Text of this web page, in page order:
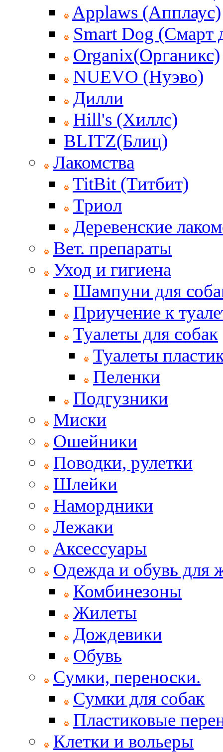
Applaws (Апплаус)
Smart Dog (Смарт
Organix(Органикс)
NUEVO (Нуэво)
Дилли
Hill's (Хиллс)
BLITZ(Блиц)
Лакомства
TitBit (Титбит)
Триол
Деревенские
Вет. препараты
Уход и гигиена
Шампуни для
Приучение к
Туалеты для собак
Туалеты
Пеленки
Подгузники
Миски
Ошейники
Поводки, рулетки
Шлейки
Намордники
Лежаки
Аксессуары
Одежда и обувь для
Комбинезоны
Жилеты
Дождевики
Обувь
Сумки, переноски.
Сумки для собак
Пластиковые
Клетки и вольеры